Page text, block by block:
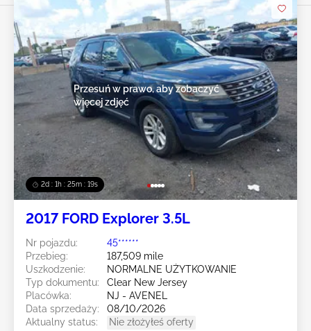
2d : 1h : 25m : 16s
Przesuń w prawo, aby zobaczyć
więcej zdjęć
2017 FORD Explorer 3.5L
Nr pojazdu:
45******
Przebieg:
187,509 mile
Uszkodzenie:
NORMALNE UŻYTKOWANIE
Typ dokumentu:
Clear New Jersey
Placówka:
NJ - AVENEL
Data sprzedaży:
08/10/2026
Aktualny status:
Nie złożyłeś oferty